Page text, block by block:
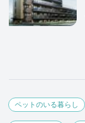
ペットのいる暮らし